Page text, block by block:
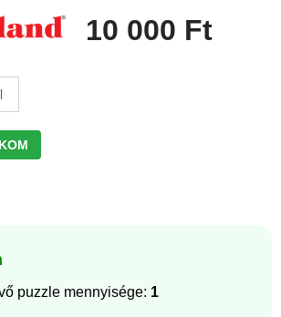
10 000 Ft
puzzle mennyisége: 1